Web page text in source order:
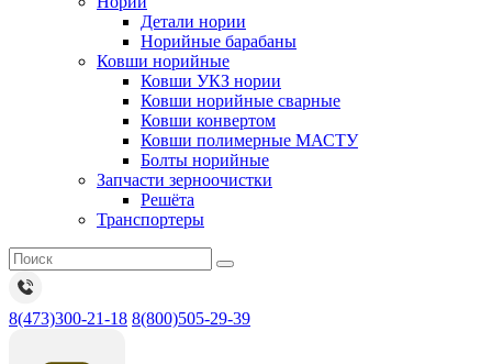
Детали нории
Норийные барабаны
Ковши норийные
Ковши УКЗ нории
Ковши норийные сварные
Ковши конвертом
Ковши полимерные МАСТУ
Болты норийные
Запчасти зерноочистки
Решёта
Транспортеры
8(473)300-21-18 8(800)505-29-39